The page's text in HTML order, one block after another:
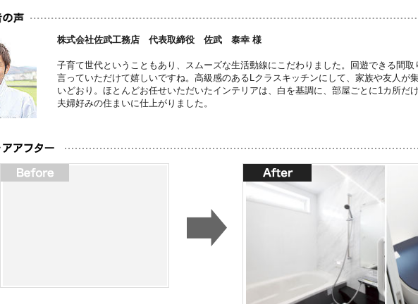
株式会社佐武工務店 代表取締役 佐武 泰幸 様
子育て世代ということもあり、スムーズな生活動線にこだわりました。回遊できる間
言っていただけて嬉しいですね。高級感のあるLクラスキッチンにして、家族や友人が
いどおり。ほとんどお任せいただいたインテリアは、白を基調に、部屋ごとに1カ所だ
夫婦好みの住まいに仕上がりました。